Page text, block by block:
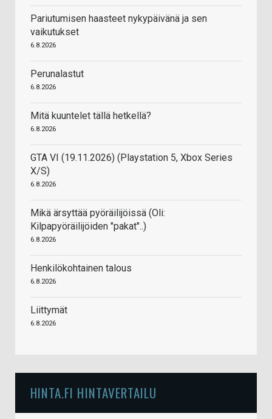
Pariutumisen haasteet nykypäivänä ja sen
vaikutukset
6.8.2026
Perunalastut
6.8.2026
Mitä kuuntelet tällä hetkellä?
6.8.2026
GTA VI (19.11.2026) (Playstation 5, Xbox Series
X/S)
6.8.2026
Mikä ärsyttää pyöräilijöissä (Oli:
Kilpapyöräilijöiden "pakat"..)
6.8.2026
Henkilökohtainen talous
6.8.2026
Liittymät
6.8.2026
HINTA.FI HINTAVERTAILU